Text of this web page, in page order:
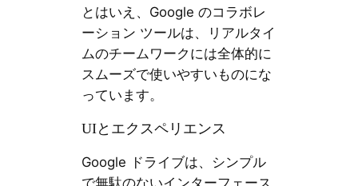
とはいえ、Google のコラボレ
ーション ツールは、リアルタイ
ムのチームワークには全体的に
スムーズで使いやすいものにな
っています。
UIとエクスペリエンス
Google ドライブは、シンプル
で無駄のないインターフェース